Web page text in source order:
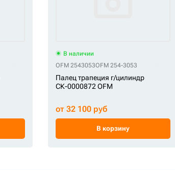
В наличии
OFM 2543053OFM 254-3053
Палец трапеция г/цилиндр
СК-0000872 OFM
от 32 100 руб
В корзину